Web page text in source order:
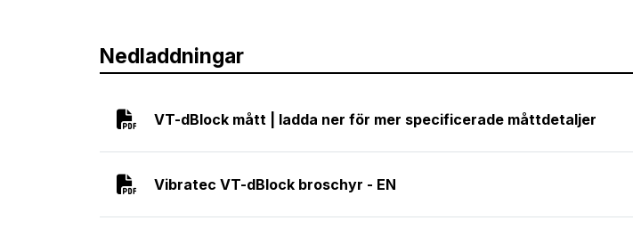
Nedladdningar
VT-dBlock mått | ladda ner för mer specificerade måttdetaljer
Vibratec VT-dBlock broschyr - EN